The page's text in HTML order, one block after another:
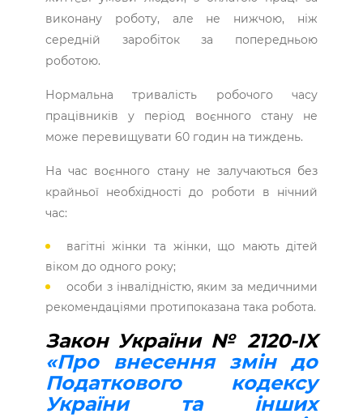
виконану роботу, але не нижчою, ніж
середній заробіток за попередньою
роботою.
Нормальна тривалість робочого часу
працівників у період воєнного стану не
може перевищувати 60 годин на тиждень.
На час воєнного стану не залучаються без
крайньої необхідності до роботи в нічний
час:
вагітні жінки та жінки, що мають дітей
віком до одного року;
особи з інвалідністю, яким за медичними
рекомендаціями протипоказана така робота.
Закон України № 2120-IX
«Про внесення змін до
Податкового кодексу
України та інших